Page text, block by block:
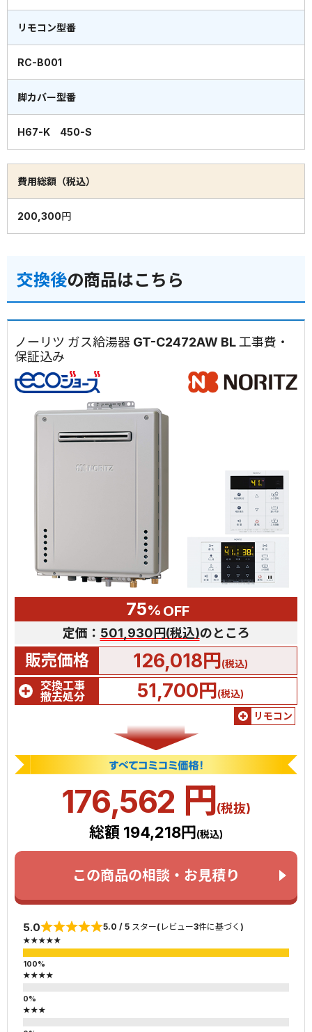
リモコン型番
RC-B001
脚カバー型番
H67-K 450-S
費用総額（税込）
200,300円
交換後の商品はこちら
ノーリツ ガス給湯器 GT-C2472AW BL 工事費・
保証込み
75% OFF
定価： 501,930円(税込)のところ
販売価格 126,018円(税込)
交換工事
撤去処分
51,700円(税込)
リモコン
176,562 円(税抜)
総額 194,218円 (税込)
この商品の相談・お見積り
5.0 5.0 / 5 スター(レビュー3件に基づく)
★★★★★
★★★★
★★★